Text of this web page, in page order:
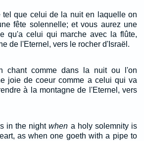
tel que celui de la nuit en laquelle on
fête solennelle; et vous aurez une
qu'a celui qui marche avec la flûte,
de l'Eternel, vers le rocher d'Israël.
chant comme dans la nuit ou l'on
joie de coeur comme a celui qui va
à la montagne de l'Eternel, vers
in the nightwhen a holy solemnity is
as when one goeth with a pipe to